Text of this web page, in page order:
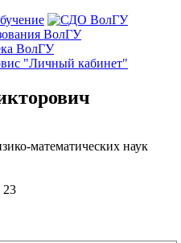
ВолГУ
ВолГУ
"Личный кабинет"
математических наук
23